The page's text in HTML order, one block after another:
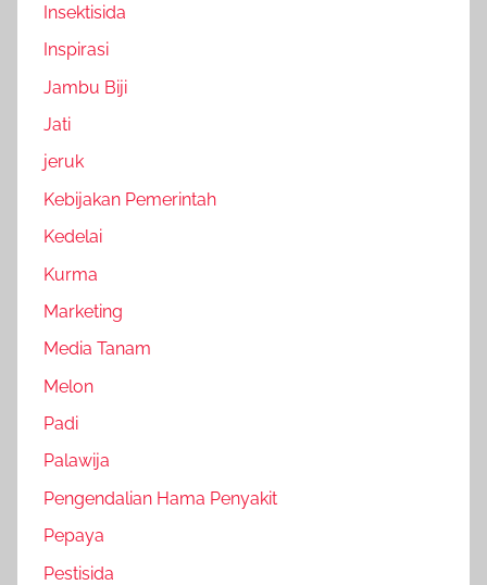
Insektisida
Inspirasi
Jambu Biji
Jati
jeruk
Kebijakan Pemerintah
Kedelai
Kurma
Marketing
Media Tanam
Melon
Padi
Palawija
Pengendalian Hama Penyakit
Pepaya
Pestisida